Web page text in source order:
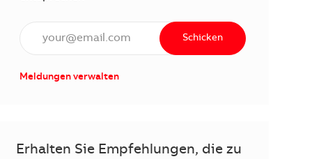
E-Mail Adresse eingeben (erforderlich)
Schicken
Meldungen verwalten
Erhalten Sie Empfehlungen, die zu